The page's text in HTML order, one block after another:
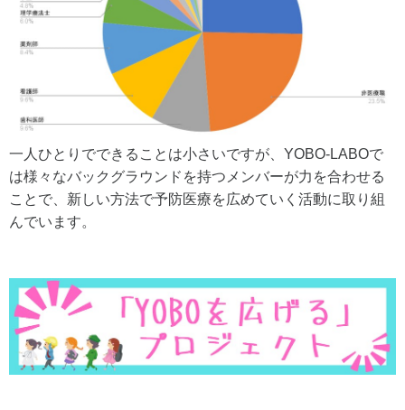
一人ひとりでできることは小さいですが、YOBO-LABOで
は様々なバックグラウンドを持つメンバーが力を合わせる
ことで、新しい方法で予防医療を広めていく活動に取り組
んでいます。